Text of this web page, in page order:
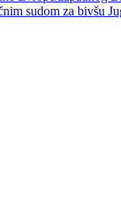
sudom za bivšu